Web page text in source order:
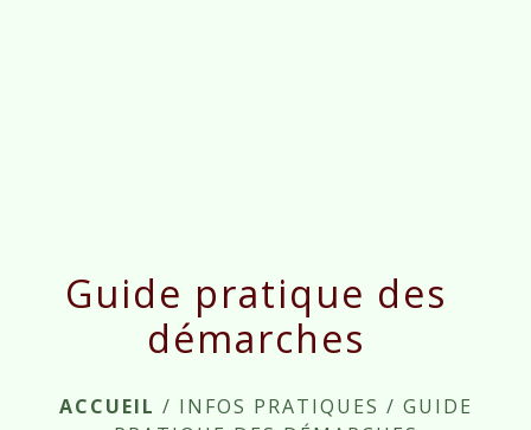
Guide pratique des
démarches
ACCUEIL / INFOS PRATIQUES / GUIDE